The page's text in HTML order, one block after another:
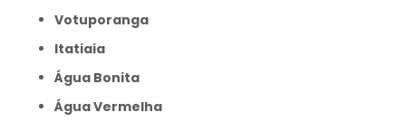
Votuporanga
itatiaia
Água Bonita
Água Vermelha